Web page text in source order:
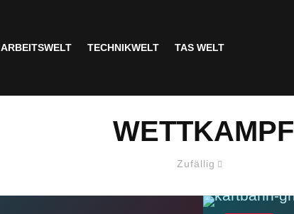
ARBEITSWELT TECHNIKWELT TAS WELT
WETTKAMPF
Zufällig